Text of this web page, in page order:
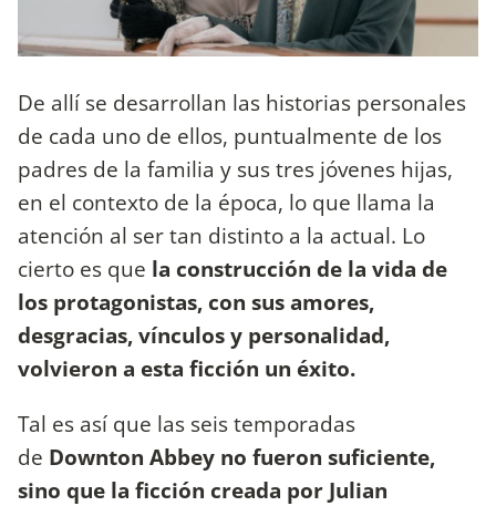
De allí se desarrollan las historias personales
de cada uno de ellos, puntualmente de los
padres de la familia y sus tres jóvenes hijas,
en el contexto de la época, lo que llama la
atención al ser tan distinto a la actual. Lo
cierto es que la construcción de la vida de
los protagonistas, con sus amores,
desgracias, vínculos y personalidad,
volvieron a esta ficción un éxito.
Tal es así que las seis temporadas
de Downton Abbey no fueron suficiente,
sino que la ficción creada por Julian